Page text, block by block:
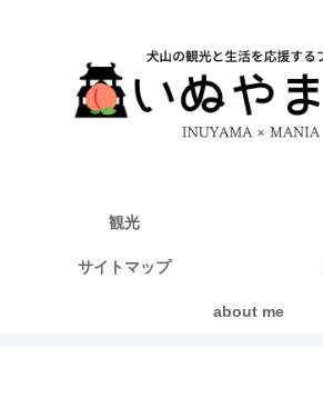
観光
サイトマップ
about me